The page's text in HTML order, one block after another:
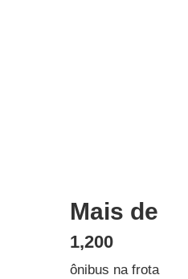
Mais de
1,200
ônibus na frota